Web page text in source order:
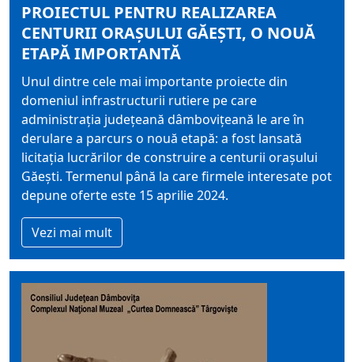
PROIECTUL PENTRU REALIZAREA
CENTURII ORAȘULUI GĂEȘTI, O NOUĂ
ETAPĂ IMPORTANTĂ
Unul dintre cele mai importante proiecte din
domeniul infrastructurii rutiere pe care
administrația județeană dâmbovițeană le are în
derulare a parcurs o nouă etapă: a fost lansată
licitația lucrărilor de construire a centurii orașului
Găești. Termenul până la care firmele interesate pot
depune oferte este 15 aprilie 2024.
Vezi mai mult